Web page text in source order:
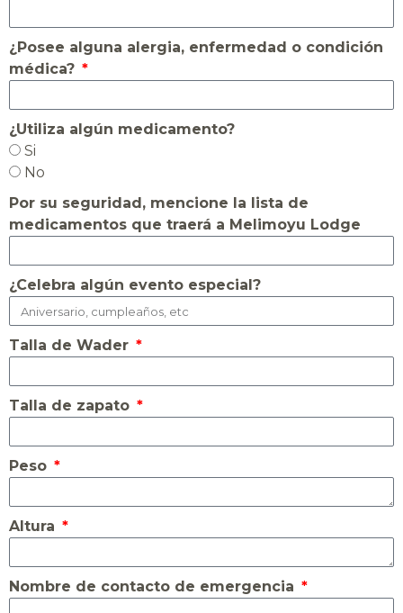
¿Posee alguna alergia, enfermedad o condición
médica?
¿Utiliza algún medicamento?
Si
No
Por su seguridad, mencione la lista de
medicamentos que traerá a Melimoyu Lodge
¿Celebra algún evento especial?
Talla de Wader
Talla de zapato
Peso
Altura
Nombre de contacto de emergencia